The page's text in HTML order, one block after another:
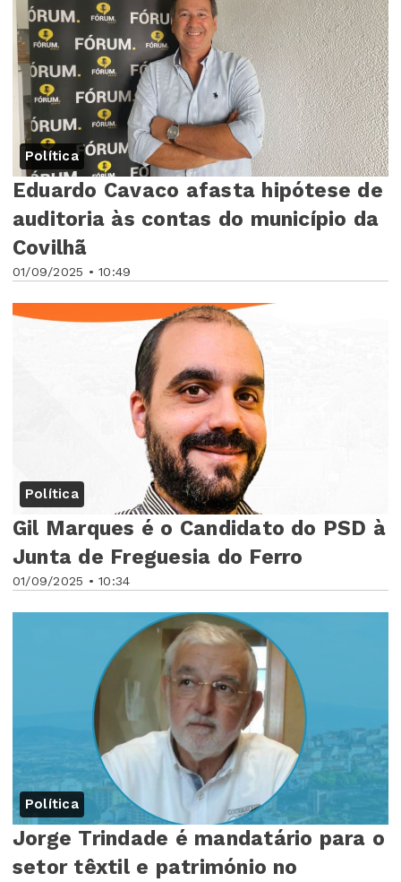
Política
01/09/2025 • 10:49
Eduardo Cavaco afasta hipótese de
auditoria às contas do município da
Covilhã
Política
01/09/2025 • 10:34
Gil Marques é o Candidato do PSD à
Junta de Freguesia do Ferro
Política
Jorge Trindade é mandatário para o
setor têxtil e património no